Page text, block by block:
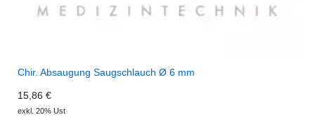
Chir. Absaugung Saugschlauch Ø 6 mm
15,86 €
exkl. 20% Ust